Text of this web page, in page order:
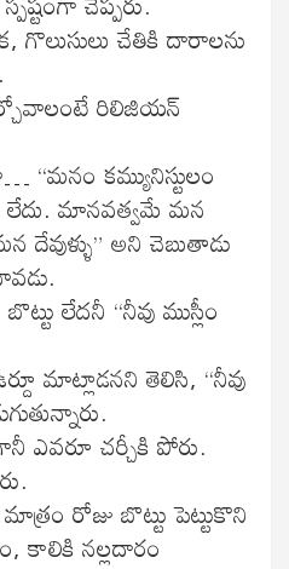
గొలుసులు చేతికి దారాలను
రిలిజియన్
“మనం కమ్యునిస్టులం
లేదు. మానవత్వమే మన
దేవుళ్ళు” అని చెబుతాడు
లేదనీ “నీవు ముస్లీం
మాట్లాడనని తెలిసి, “నీవు
ఎవరూ చర్చీకి పోరు.
రోజు బొట్టు పెట్టుకొని
కాలికి నల్లదారం